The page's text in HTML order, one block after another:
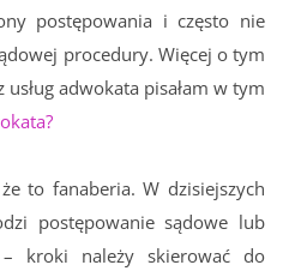
postępowania i często nie
procedury. Więcej o tym
adwokata pisałam w tym
to fanaberia. W dzisiejszych
postępowanie sądowe lub
kroki należy skierować do